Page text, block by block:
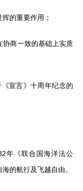
的重要作用；
商一致的基础上实质
宣言》十周年纪念的
《联合国海洋法公
的航行及飞越自由。